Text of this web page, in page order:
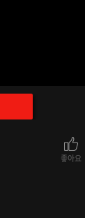
좋아요